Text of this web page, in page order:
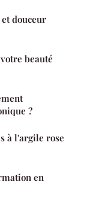
douceur
beauté
?
à l'argile rose
en